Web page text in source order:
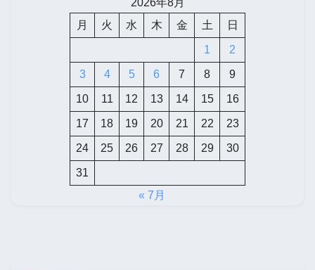
月
火 水 木 金 土 日
1 2
3 4 5 6 7 8 9
10 11 12 13 14 15 16
17 18 19 20 21 22 23
24 25 26 27 28 29 30
31
« 7月